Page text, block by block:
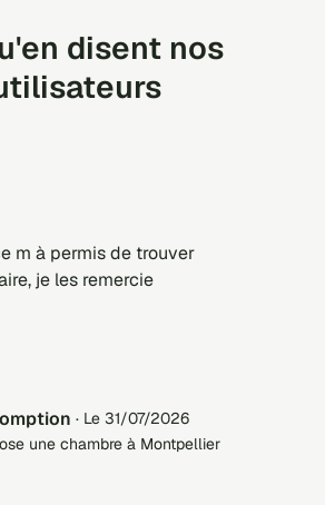
disent nos
m à permis de trouver
je les remercie
· Le 31/07/2026
une chambre à Montpellier